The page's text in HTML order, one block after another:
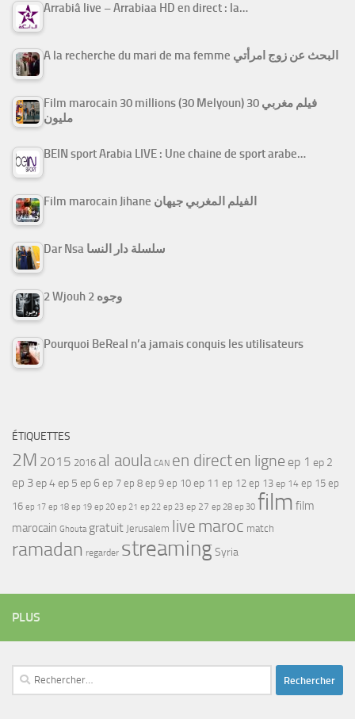
Arrabiâ live – Arrabiaa HD en direct : la…
A la recherche du mari de ma femme البحث عن زوج امرأتي
Film marocain 30 millions (30 Melyoun) فيلم مغربي 30
مليون
BEIN sport Arabia LIVE : Une chaine de sport arabe…
Film marocain Jihane الفيلم المغربي جيهان
Dar Nsa سلسلة دار النسا
2 Wjouh 2 وجوه
Pourquoi BeReal n’a jamais conquis les utilisateurs
ÉTIQUETTES
2M 2015 2016 al aoula CAN en directen ligne ep 1 ep 2
ep 3ep 4ep 5 ep 6 ep 7 ep 8 ep 9 ep 10 ep 11 ep 12 ep 13 ep 14 ep 15 ep
16 ep 17 ep 18 ep 19 ep 20 ep 21 ep 22 ep 23 ep 27 ep 28 ep 30 film film
marocain Ghouta gratuit Jerusalem live maroc match
ramadan regarder streamingSyria
PLUS
Rechercher :